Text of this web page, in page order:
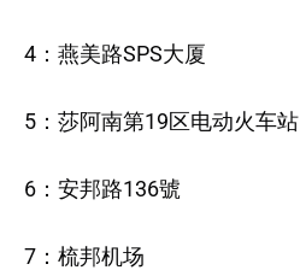
4：燕美路SPS大厦
5：莎阿南第19区电动火车站
6：安邦路136號
7：梳邦机场